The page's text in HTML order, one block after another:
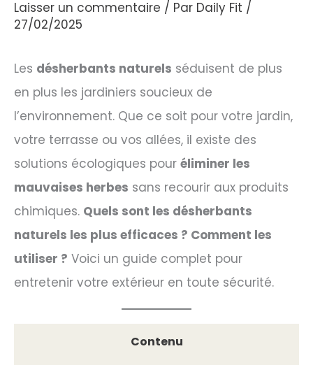
Laisser un commentaire / Par Daily Fit /
27/02/2025
Les désherbants naturels séduisent de plus
en plus les jardiniers soucieux de
l’environnement. Que ce soit pour votre jardin,
votre terrasse ou vos allées, il existe des
solutions écologiques pour éliminer les
mauvaises herbes sans recourir aux produits
chimiques. Quels sont les désherbants
naturels les plus efficaces ? Comment les
utiliser ? Voici un guide complet pour
entretenir votre extérieur en toute sécurité.
Contenu